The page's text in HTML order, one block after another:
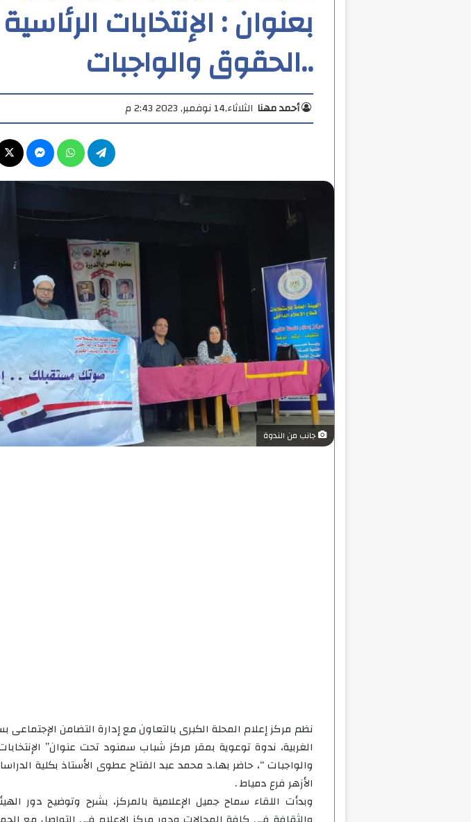
بعنوان : الإنتخابات الرئاسية
..الحقوق والواجبات
أحمد مهنا الثلاثاء,14 نوفمبر, 2023 2:43 م
ماسنجر واتساب تيلقرام
جانب من الندوة
نظم مركز إعلام المحلة الكبرى بالتعاون مع إدارة التضامن
الغربية، ندوة توعوية بمقر مركز شباب سمنود تحت عنوان”
والواجبات “، حاضر بها.د محمد عبد الفتاح عطوى الأستاذ بكلية
الأزهر فرع دمياط .
وبدأت اللقاء سماح جميل الإعلامية بالمركز، بشرح وتوضيح دور